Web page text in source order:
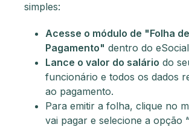
simples:
Acesse o módulo de "Folha de
Pagamento" dentro do
Lance o valor do salário do
funcionário e todos os dados
ao pagamento.
Para emitir a folha, clique no
vai pagar e selecione a opção